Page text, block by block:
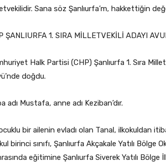
Sana söz Şanlıurfa’m, hakkettiğin
ŞANLIURFA 1. SIRA MİLLETVEKİLİ ADAYI
Halk Partisi (CHP) Şanlıurfa 1. Sıra
doğdu.
adı Mustafa, anne adı Keziban’dır.
bir ailenin evladı olan Tanal, ilkokuldan
birinci sınıfı, Şanlıurfa Akçakale Yatılı Bölge
eğitimine Şanlıurfa Siverek Yatılı